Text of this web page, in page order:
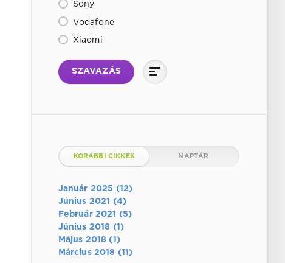
Sony
Vodafone
Xiaomi
SZAVAZÁS
KORÁBBI CIKKEK NAPTÁR
Január 2025 (12)
Június 2021 (4)
Február 2021 (5)
Június 2018 (1)
Május 2018 (1)
Március 2018 (11)